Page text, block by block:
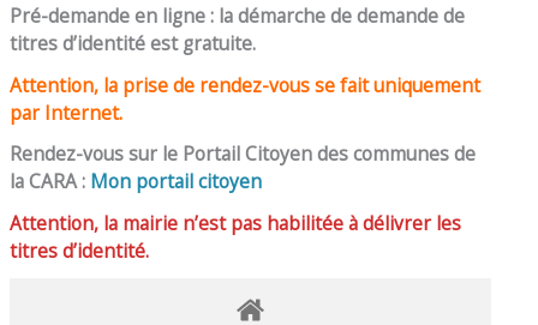
Pré-demande en ligne : la démarche de demande de
titres d’identité est gratuite.
Attention, la prise de rendez-vous se fait uniquement
par Internet.
Rendez-vous sur le Portail Citoyen des communes de
la CARA : Mon portail citoyen
Attention, la mairie n’est pas habilitée à délivrer les
titres d’identité.